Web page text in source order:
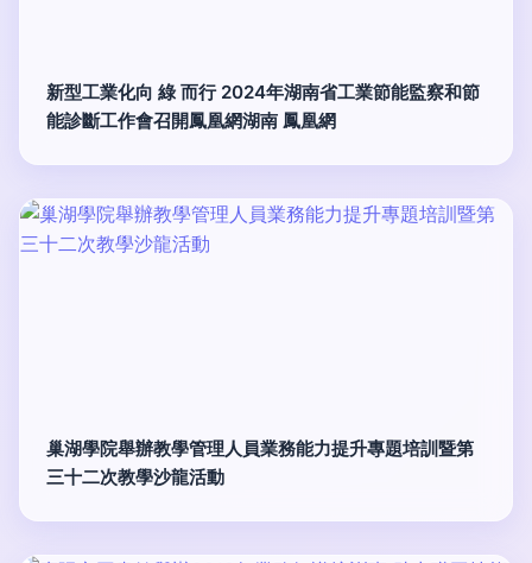
新型工業化向 綠 而行 2024年湖南省工業節能監察和節
能診斷工作會召開鳳凰網湖南 鳳凰網
巢湖學院舉辦教學管理人員業務能力提升專題培訓暨第
三十二次教學沙龍活動